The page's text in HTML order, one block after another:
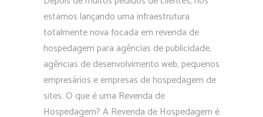
estamos lançando uma infraestrutura
totalmente nova focada em revenda de
hospedagem para agências de publicidade,
agências de desenvolvimento web, pequenos
empresários e empresas de hospedagem de
sites. O que é uma Revenda de
Hospedagem? A Revenda de Hospedagem é